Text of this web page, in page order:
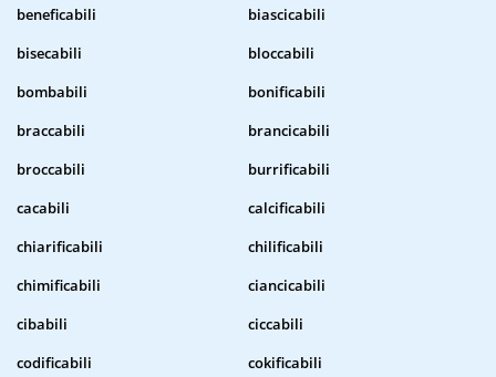
beneficabili
biascicabili
bisecabili
bloccabili
bombabili
bonificabili
braccabili
brancicabili
broccabili
burrificabili
cacabili
calcificabili
chiarificabili
chilificabili
chimificabili
ciancicabili
cibabili
ciccabili
codificabili
cokificabili